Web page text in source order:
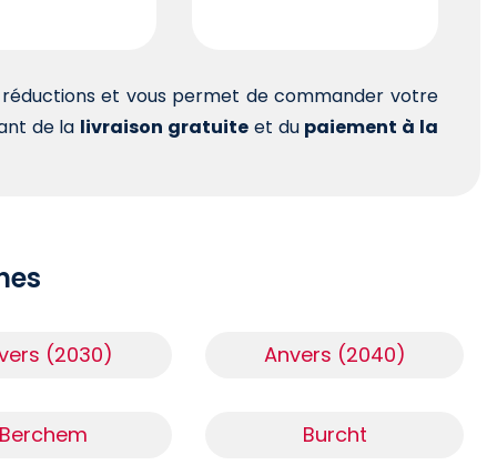
et vous permet de commander votre
de la livraison gratuite et du paiement à la
(2030) Anvers (2040)
Burcht